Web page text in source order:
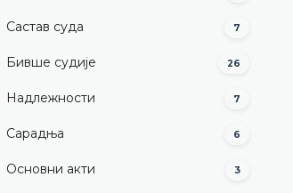
Састав суда 7
Бивше судије 26
Надлежности 7
Сарадња 6
Основни акти 3